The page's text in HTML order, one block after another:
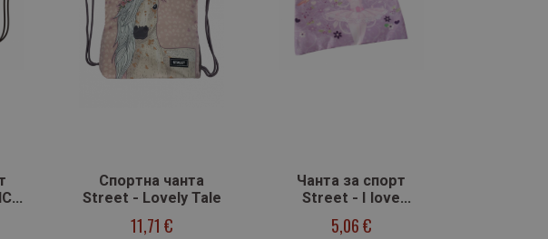
Спортна чанта
Street - Lovely Tale
11,71 €
Чанта за спорт
Street - I love
dancing
5,06 €